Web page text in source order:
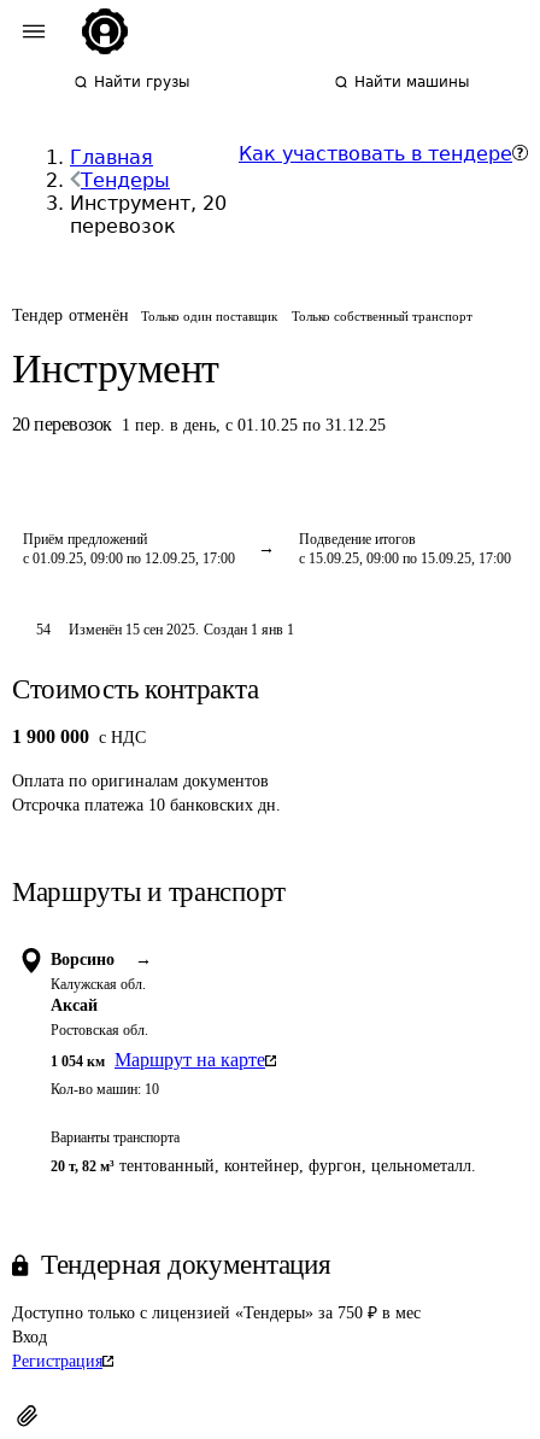
Найти грузы Найти машины
Главная
Тендеры
Инструмент, 20
перевозок
Как участвовать в тендере
Тендер отменён Только один поставщик Только собственный транспорт
Инструмент
20 перевозок 1 пер. в день, с 01.10.25 по 31.12.25
Приём предложений
с 01.09.25, 09:00 по 12.09.25, 17:00
Подведение итогов
с 15.09.25, 09:00 по 15.09.25, 17:00
54 Изменён 15 сен 2025. Создан 1 янв 1
Стоимость контракта
1 900 000 c НДС
Оплата по оригиналам документов
Отсрочка платежа 10 банковских дн.
Маршруты и транспорт
Ворсино →
Калужская обл.
Аксай
Ростовская обл.
1 054 км Маршрут на карте
Кол-во машин: 10
Варианты транспорта
20 т, 82 м³ тентованный, контейнер, фургон, цельнометалл.
Тендерная документация
Доступно только с лицензией «Тендеры» за 750 ₽ в мес
Вход
Регистрация